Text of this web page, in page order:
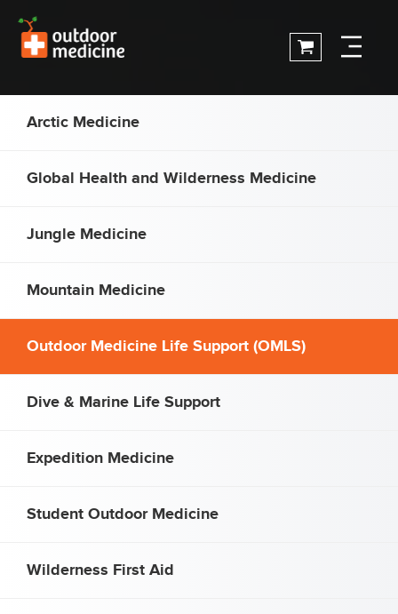
Arctic Medicine
Global Health and Wilderness Medicine
Jungle Medicine
Mountain Medicine
Outdoor Medicine Life Support (OMLS)
Dive & Marine Life Support
Expedition Medicine
Student Outdoor Medicine
Wilderness First Aid